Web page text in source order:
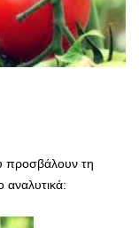
προσβάλουν τη
αναλυτικά: